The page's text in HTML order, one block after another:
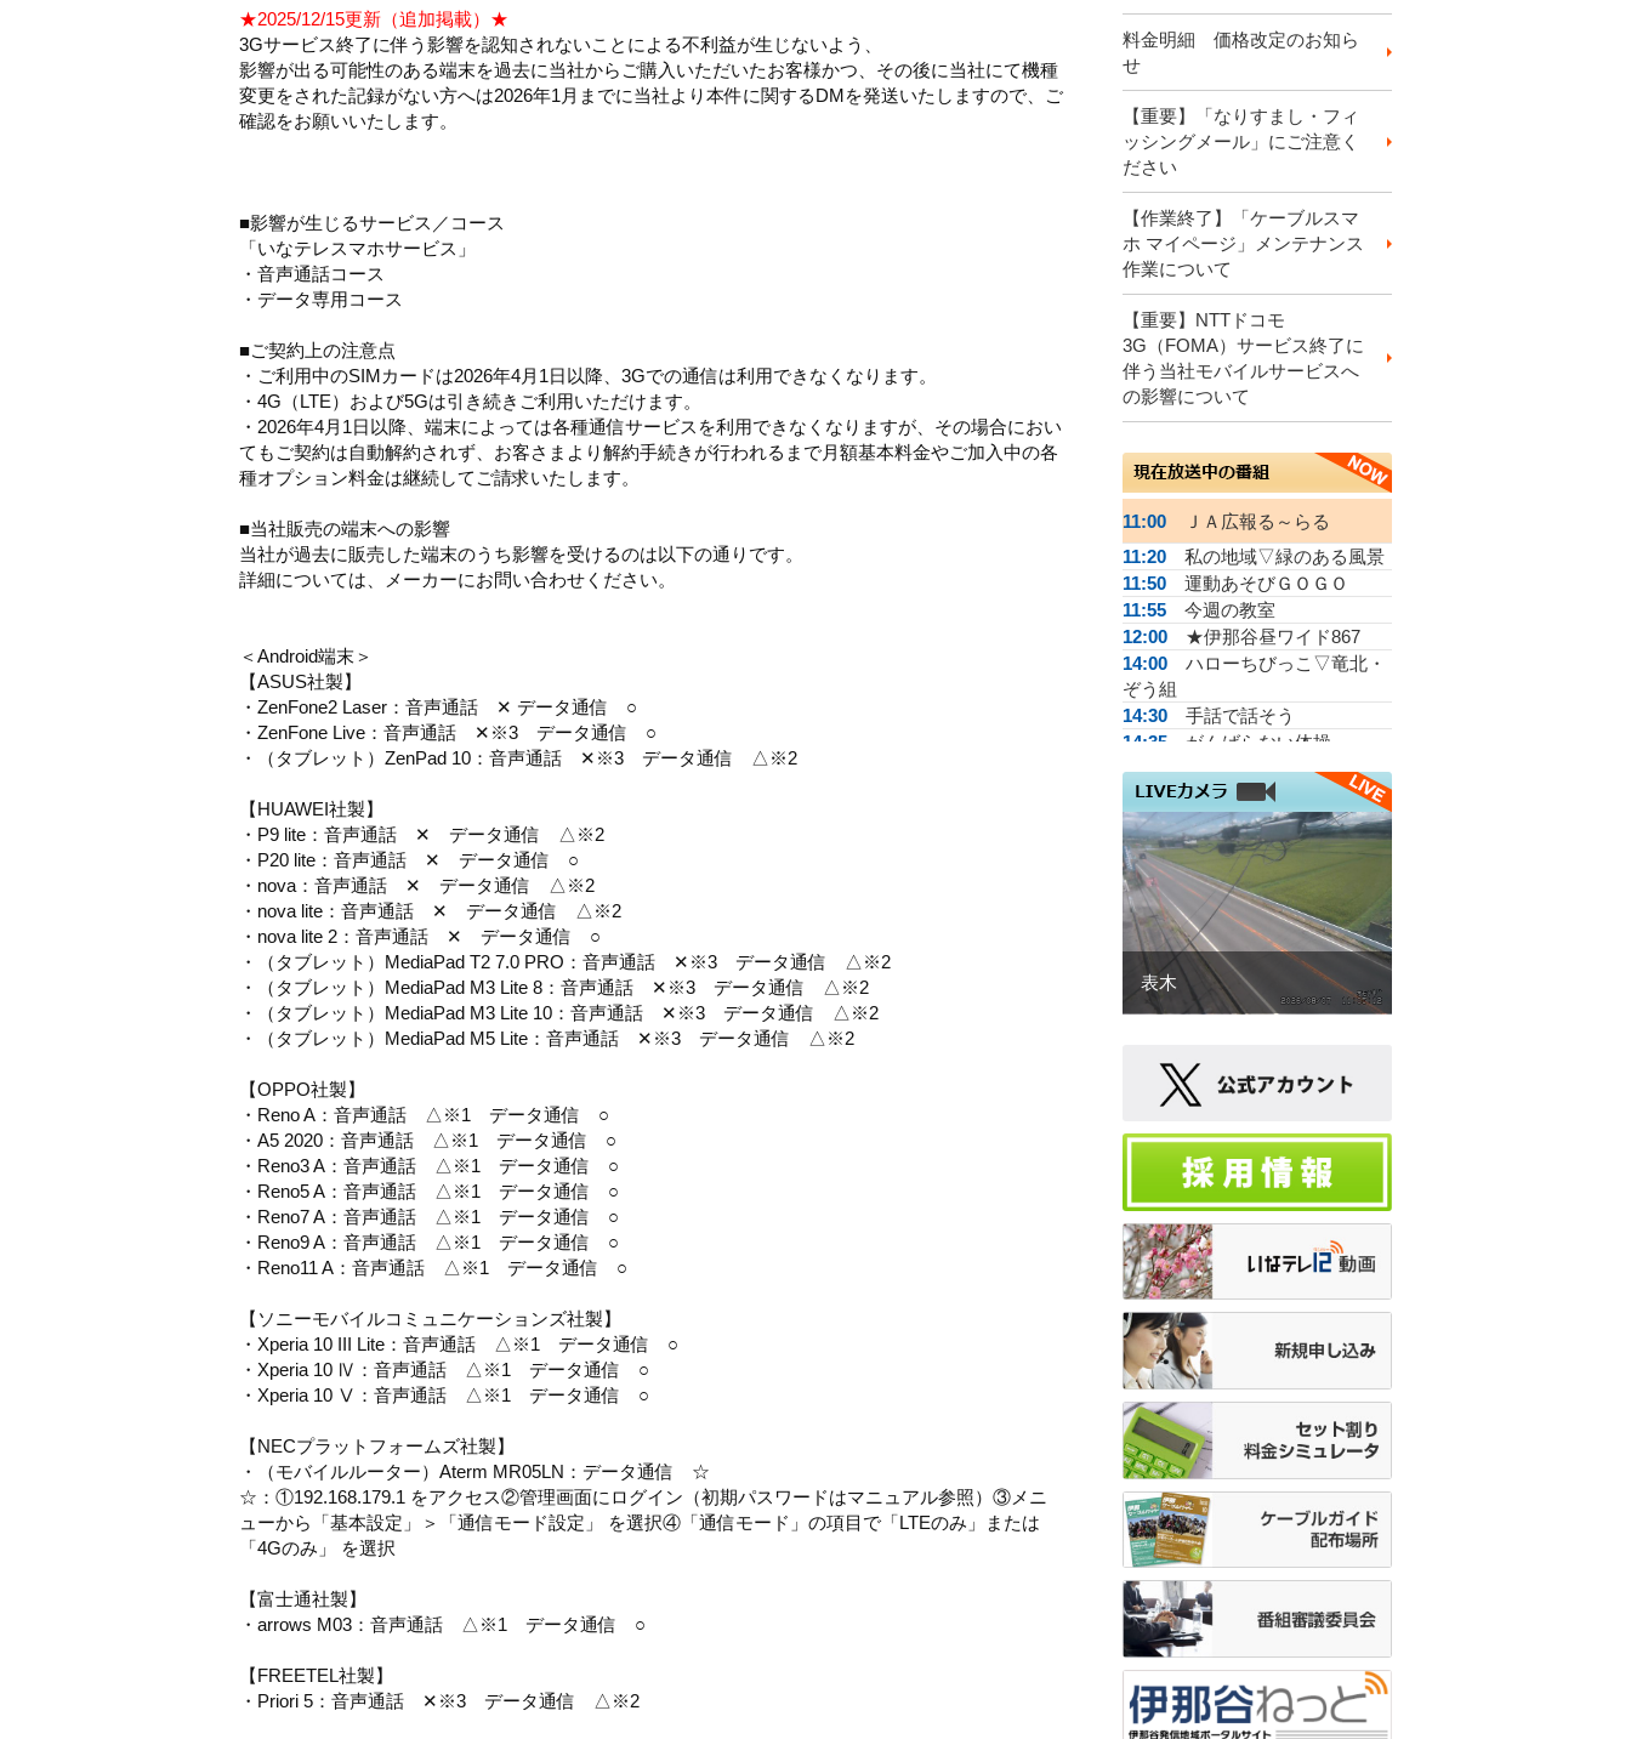
★2025/12/15更新（追加掲載）★
3Gサービス終了に伴う影響を認知されないことによる不利益が生じないよう、
影響が出る可能性のある端末を過去に当社からご購入いただいたお客様かつ、その後に当社にて機種
変更をされた記録がない方へは2026年1月までに当社より本件に関するDMを発送いたしますので、ご
確認をお願いいたします。
■影響が生じるサービス／コース
「いなテレスマホサービス」
・音声通話コース
・データ専用コース
■ご契約上の注意点
・ご利用中のSIMカードは2026年4月1日以降、3Gでの通信は利用できなくなります。
・4G（LTE）および5Gは引き続きご利用いただけます。
・2026年4月1日以降、端末によっては各種通信サービスを利用できなくなりますが、その場合におい
てもご契約は自動解約されず、お客さまより解約手続きが行われるまで月額基本料金やご加入中の各
種オプション料金は継続してご請求いたします。
■当社販売の端末への影響
当社が過去に販売した端末のうち影響を受けるのは以下の通りです。
詳細については、メーカーにお問い合わせください。
＜Android端末＞
【ASUS社製】
・ZenFone2 Laser：音声通話 ✕ データ通信 ○
・ZenFone Live：音声通話 ✕※3 データ通信 ○
・（タブレット）ZenPad 10：音声通話 ✕※3 データ通信 △※2
【HUAWEI社製】
・P9 lite：音声通話 ✕ データ通信 △※2
・P20 lite：音声通話 ✕ データ通信 ○
・nova：音声通話 ✕ データ通信 △※2
・nova lite：音声通話 ✕ データ通信 △※2
・nova lite 2：音声通話 ✕ データ通信 ○
・（タブレット）MediaPad T2 7.0 PRO：音声通話 ✕※3 データ通信 △※2
・（タブレット）MediaPad M3 Lite 8：音声通話 ✕※3 データ通信 △※2
・（タブレット）MediaPad M3 Lite 10：音声通話 ✕※3 データ通信 △※2
・（タブレット）MediaPad M5 Lite：音声通話 ✕※3 データ通信 △※2
【OPPO社製】
・Reno A：音声通話 △※1 データ通信 ○
・A5 2020：音声通話 △※1 データ通信 ○
・Reno3 A：音声通話 △※1 データ通信 ○
・Reno5 A：音声通話 △※1 データ通信 ○
・Reno7 A：音声通話 △※1 データ通信 ○
・Reno9 A：音声通話 △※1 データ通信 ○
・Reno11 A：音声通話 △※1 データ通信 ○
【ソニーモバイルコミュニケーションズ社製】
・Xperia 10 III Lite：音声通話 △※1 データ通信 ○
・Xperia 10 Ⅳ：音声通話 △※1 データ通信 ○
・Xperia 10 Ⅴ：音声通話 △※1 データ通信 ○
【NECプラットフォームズ社製】
・（モバイルルーター）Aterm MR05LN：データ通信 ☆
☆：①192.168.179.1 をアクセス②管理画面にログイン（初期パスワードはマニュアル参照）③メニ
ューから「基本設定」＞「通信モード設定」 を選択④「通信モード」の項目で「LTEのみ」または
「4Gのみ」 を選択
【富士通社製】
・arrows M03：音声通話 △※1 データ通信 ○
【FREETEL社製】
・Priori 5：音声通話 ✕※3 データ通信 △※2
料金明細 価格改定のお知ら
せ
【重要】「なりすまし・フィ
ッシングメール」にご注意く
ださい
【作業終了】「ケーブルスマ
ホ マイページ」メンテナンス
作業について
【重要】NTTドコモ
3G（FOMA）サービス終了に
伴う当社モバイルサービスへ
の影響について
11:00
ＪＡ広報る～らる
11:20
私の地域▽緑のある風景
11:50
運動あそびＧＯＧＯ
11:55
今週の教室
12:00
★伊那谷昼ワイド867
14:00
ハローちびっこ▽竜北・
ぞう組
14:30
手話で話そう
14:35
がんばらない体操
14:45
松尾アトムの瞬間メタル
15:00
名湯の条件
15:00
私の地域▽緑のある風景
16:00
今週の教室
16:05
店ばな工房
16:25
信州健康リポート
16:40
スポーツ少年団▽伊那
JVC
16:50
運動あそびＧＯＧＯ
16:55
そば切り音頭▽こまち～
17:00
脳いきいき体操
手話で話そう
17:15
★いなテレ１２
17:35
がんばらない体操
みんなdeマレット▽仙天
17:55
運動あそびＧＯＧＯ
18:00
いなテレ１２
18:25
★エリア▽664gで生まれ
た命
18:55
スポーツ少年団▽伊那
JVC
19:00
Nuts！
19:30
いなテレ１２Ｎ
19:52
ＧＲＡＭＨＯＵＳＥ
19:55
運動あそびＧＯＧＯ
20:00
★イチゲンさんどうでし
ょう
20:15
★宮坂七郎のいいとこ巡
り
20:30
★Ｎ
ダイジェスト
21:00
いなテレ１２Ｎ
表木